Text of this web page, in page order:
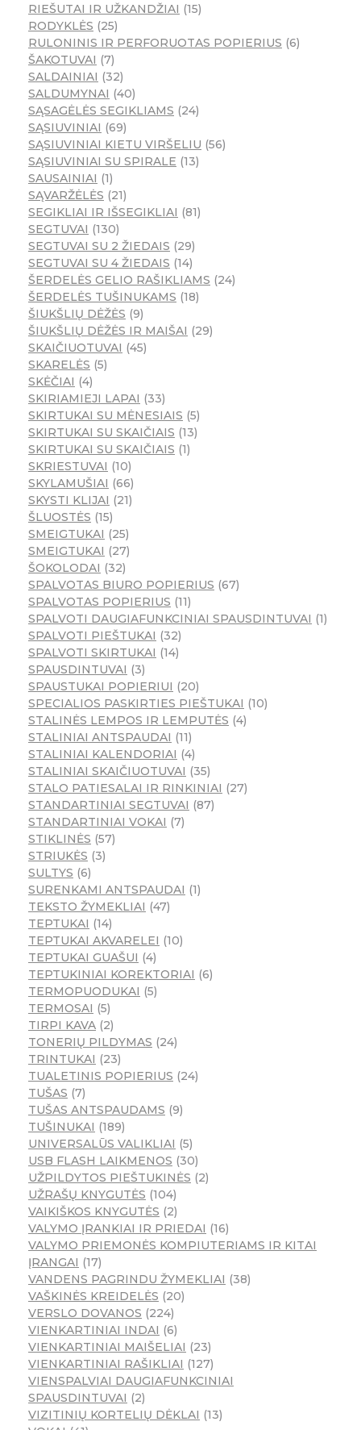
RIEŠUTAI IR UŽKANDŽIAI
15
RODYKLĖS
25
RULONINIS IR PERFORUOTAS POPIERIUS 6
ŠAKOTUVAI
7
SALDAINIAI
32
SALDUMYNAI
40
SĄSAGĖLĖS SEGIKLIAMS
24
SĄSIUVINIAI
69
SĄSIUVINIAI KIETU VIRŠELIU 56
SĄSIUVINIAI SU SPIRALE 13
SAUSAINIAI
1
SĄVARŽĖLĖS
21
SEGIKLIAI IR IŠSEGIKLIAI
81
SEGTUVAI
130
SEGTUVAI SU 2 ŽIEDAIS
29
SEGTUVAI SU 4 ŽIEDAIS 14
ŠERDELĖS GELIO RAŠIKLIAMS
24
ŠERDELĖS TUŠINUKAMS 18
ŠIUKŠLIŲ DĖŽĖS 9
ŠIUKŠLIŲ DĖŽĖS IR MAIŠAI
29
SKAIČIUOTUVAI
45
SKARELĖS 5
SKĖČIAI
4
SKIRIAMIEJI LAPAI
33
SKIRTUKAI SU MĖNESIAIS 5
SKIRTUKAI SU SKAIČIAIS 13
SKIRTUKAI SU SKAIČIAIS 1
SKRIESTUVAI
10
SKYLAMUŠIAI
66
SKYSTI KLIJAI
21
ŠLUOSTĖS 15
SMEIGTUKAI
25
SMEIGTUKAI
27
ŠOKOLODAI
32
SPALVOTAS BIURO POPIERIUS 67
SPALVOTAS POPIERIUS 11
SPALVOTI DAUGIAFUNKCINIAI SPAUSDINTUVAI
1
SPALVOTI PIEŠTUKAI
32
SPALVOTI SKIRTUKAI
14
SPAUSDINTUVAI
3
SPAUSTUKAI POPIERIUI
20
SPECIALIOS PASKIRTIES PIEŠTUKAI
10
STALINĖS LEMPOS IR LEMPUTĖS 4
STALINIAI ANTSPAUDAI
11
STALINIAI KALENDORIAI
4
STALINIAI SKAIČIUOTUVAI
35
STALO PATIESALAI IR RINKINIAI
27
STANDARTINIAI SEGTUVAI
87
STANDARTINIAI VOKAI
7
STIKLINĖS 57
STRIUKĖS 3
SULTYS 6
SURENKAMI ANTSPAUDAI
1
TEKSTO ŽYMEKLIAI
47
TEPTUKAI
14
TEPTUKAI AKVARELEI
10
TEPTUKAI GUAŠUI
4
TEPTUKINIAI KOREKTORIAI
6
TERMOPUODUKAI
5
TERMOSAI
5
TIRPI KAVA 2
TONERIŲ PILDYMAS
24
TRINTUKAI
23
TUALETINIS POPIERIUS
24
TUŠAS 7
TUŠAS ANTSPAUDAMS 9
TUŠINUKAI
189
UNIVERSALŪS VALIKLIAI
5
USB FLASH LAIKMENOS 30
UŽPILDYTOS PIEŠTUKINĖS
2
UŽRAŠŲ KNYGUTĖS 104
VAIKIŠKOS KNYGUTĖS
2
VALYMO ĮRANKIAI IR PRIEDAI
16
VALYMO PRIEMONĖS KOMPIUTERIAMS IR KITAI
ĮRANGAI
17
VANDENS PAGRINDU ŽYMEKLIAI
38
VAŠKINĖS KREIDELĖS
20
VERSLO DOVANOS
224
VIENKARTINIAI INDAI
6
VIENKARTINIAI MAIŠELIAI
23
VIENKARTINIAI RAŠIKLIAI
127
VIENSPALVIAI DAUGIAFUNKCINIAI
SPAUSDINTUVAI
2
VIZITINIŲ KORTELIŲ DĖKLAI
13